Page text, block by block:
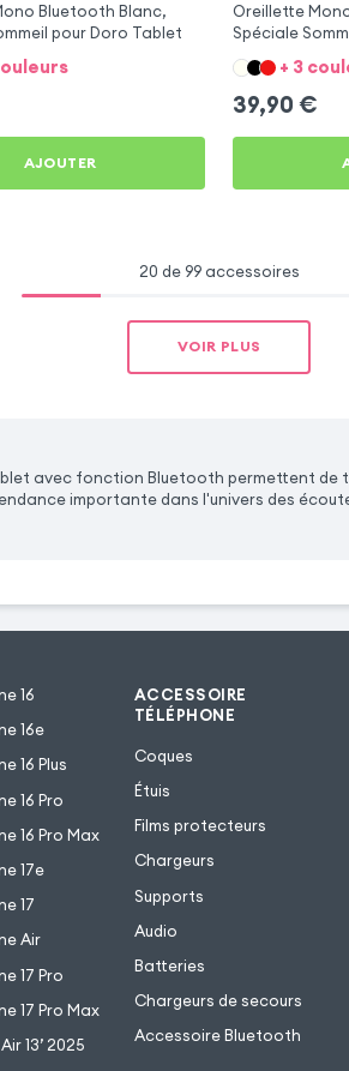
Bluetooth Blanc,
pour Doro Tablet
AJOUTER
Oreillette
Spéciale
+ 3
39,90 €
20 de 99 accessoires
VOIR PLUS
avec fonction Bluetooth permettent
importante dans l'univers des
16
16e
16 Plus
16 Pro
16 Pro Max
17e
17
Air
17 Pro
17 Pro Max
13’ 2025
ACCESSOIRE
TÉLÉPHONE
Coques
Étuis
Films protecteurs
Chargeurs
Supports
Audio
Batteries
Chargeurs de secours
Accessoire Bluetooth